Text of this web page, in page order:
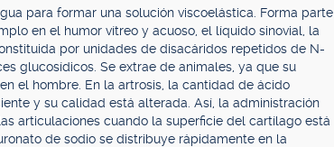
para formar una solución viscoelástica. Forma parte
en el humor vítreo y acuoso, el líquido sinovial, la
por unidades de disacáridos repetidos de N-
glucosídicos. Se extrae de animales, ya que su
el hombre. En la artrosis, la cantidad de ácido
y su calidad está alterada. Así, la administración
articulaciones cuando la superficie del cartílago está
de sodio se distribuye rápidamente en la